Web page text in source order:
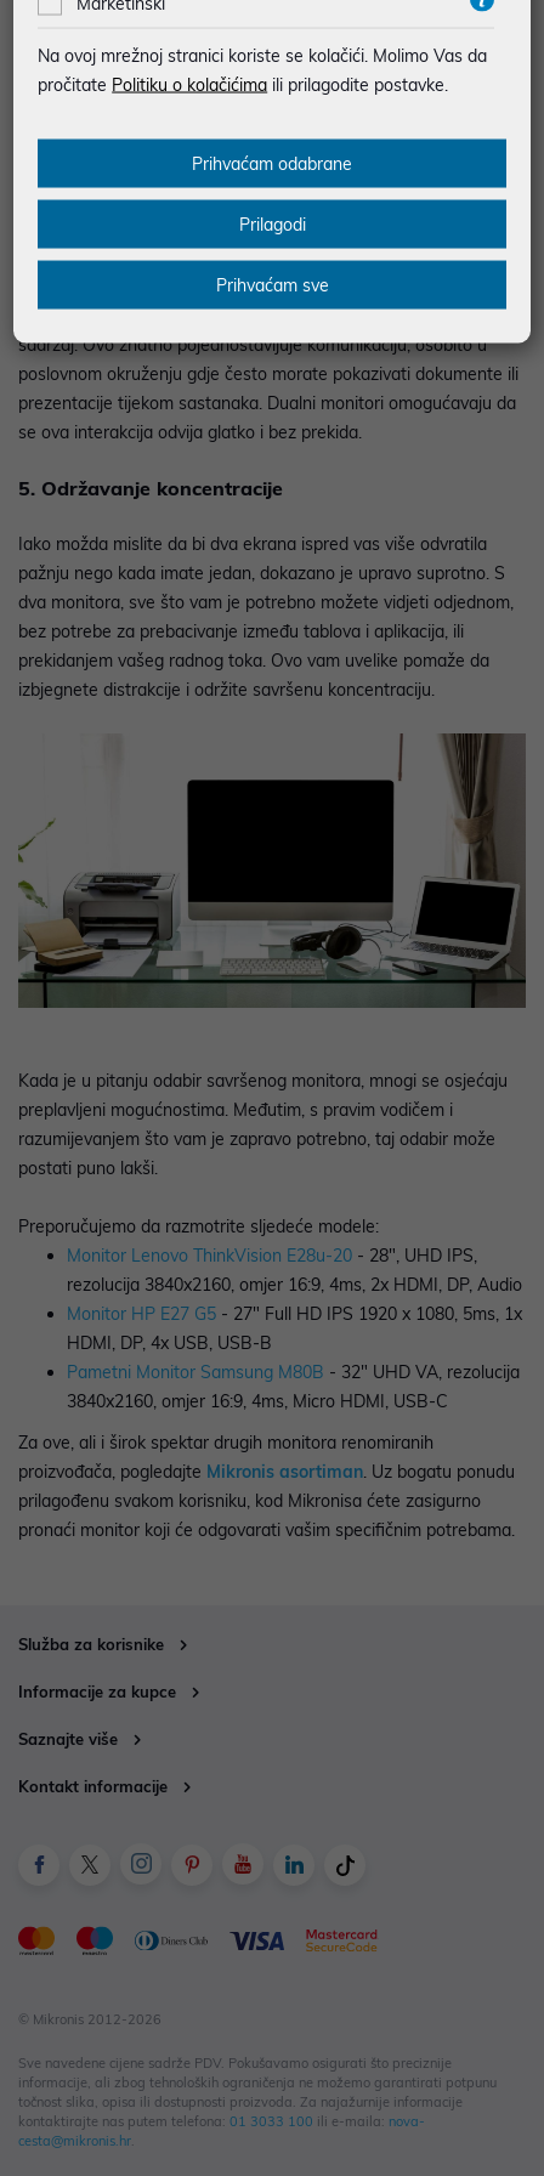
Uspoređivanje podataka između dvije aplikacije postaje dječja
igra kada koristite dva monitora. Imajući dvije datoteke jednu
intuitivnije.
4. Suradnja
Koristeći aplikacije za dijeljenje videa poput Skypea ili Zooma,
možete imati video osobe s kojom razgovarate na jednom
zaslonu, dok na drugom zaslonu referencirate datoteke ili dijelite
sadržaj. Ovo znatno pojednostavljuje komunikaciju, osobito u
poslovnom okruženju gdje često morate pokazivati dokumente ili
prezentacije tijekom sastanaka. Dualni monitori omogućavaju da
se ova interakcija odvija glatko i bez prekida.
5. Održavanje koncentracije
Iako možda mislite da bi dva ekrana ispred vas više odvratila
pažnju nego kada imate jedan, dokazano je upravo suprotno. S
dva monitora, sve što vam je potrebno možete vidjeti odjednom,
bez potrebe za prebacivanje između tablova i aplikacija, ili
prekidanjem vašeg radnog toka. Ovo vam uvelike pomaže da
izbjegnete distrakcije i održite savršenu koncentraciju.
Kada je u pitanju odabir savršenog monitora, mnogi se osjećaju
preplavljeni mogućnostima. Međutim, s pravim vodičem i
razumijevanjem što vam je zapravo potrebno, taj odabir može
postati puno lakši.
Preporučujemo da razmotrite sljedeće modele:
Monitor Lenovo ThinkVision E28u-20 - 28", UHD IPS,
rezolucija 3840x2160, omjer 16:9, 4ms, 2x HDMI, DP, Audio
Monitor HP E27 G5 - 27" Full HD IPS 1920 x 1080, 5ms, 1x
HDMI, DP, 4x USB, USB-B
Pametni Monitor Samsung M80B - 32" UHD VA, rezolucija
3840x2160, omjer 16:9, 4ms, Micro HDMI, USB-C
Za ove, ali i širok spektar drugih monitora renomiranih
proizvođača, pogledajte Mikronis asortiman. Uz bogatu ponudu
prilagođenu svakom korisniku, kod Mikronisa ćete zasigurno
pronaći monitor koji će odgovarati vašim specifičnim potrebama.
Služba za korisnike
Informacije za kupce
Saznajte više
Kontakt informacije
© Mikronis 2012-2026
Sve navedene cijene sadrže PDV. Pokušavamo osigurati što preciznije
informacije, ali zbog tehnoloških ograničenja ne možemo garantirati potpunu
točnost slika, opisa ili dostupnosti proizvoda. Za najažurnije informacije
kontaktirajte nas putem telefona: 01 3033 100 ili e-maila: nova-
cesta@mikronis.hr.
Na ovoj mrežnoj stranici koriste se kolačići. Molimo Vas da
pročitate Politiku o kolačićima ili prilagodite postavke.
Prihvaćam odabrane
Prilagodi
Prihvaćam sve